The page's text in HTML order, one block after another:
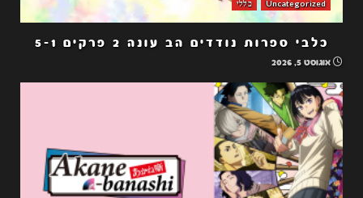
Uncategorized כללי
כלבי ספרות נודדים הב עונה 2 פרקים 5-1
אוגוסט 5, 2026